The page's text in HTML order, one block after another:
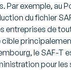
Par exemple, au
du fichier
entreprises de
cible
le SAF-T
pour les